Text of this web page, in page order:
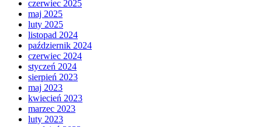
czerwiec 2025
maj 2025
luty 2025
listopad 2024
październik 2024
czerwiec 2024
styczeń 2024
sierpień 2023
maj 2023
kwiecień 2023
marzec 2023
luty 2023